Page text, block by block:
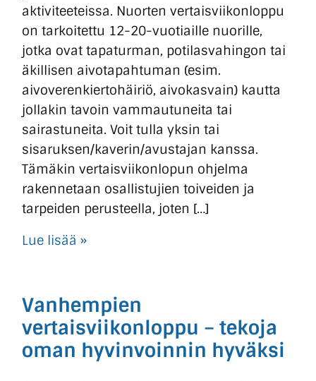
aktiviteeteissa. Nuorten vertaisviikonloppu
on tarkoitettu 12-20-vuotiaille nuorille,
jotka ovat tapaturman, potilasvahingon tai
äkillisen aivotapahtuman (esim.
aivoverenkiertohäiriö, aivokasvain) kautta
jollakin tavoin vammautuneita tai
sairastuneita. Voit tulla yksin tai
sisaruksen/kaverin/avustajan kanssa.
Tämäkin vertaisviikonlopun ohjelma
rakennetaan osallistujien toiveiden ja
tarpeiden perusteella, joten […]
Lue lisää »
Vanhempien
vertaisviikonloppu – tekoja
oman hyvinvoinnin hyväksi